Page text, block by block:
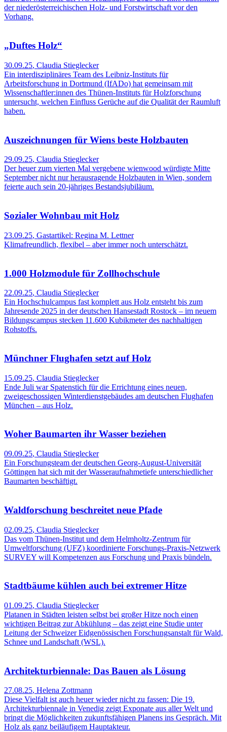
der niederösterreichischen Holz- und Forstwirtschaft vor den
Vorhang.
„Duftes Holz“
30.09.25, Claudia Stieglecker
Ein interdisziplinäres Team des Leibniz-Instituts für
Arbeitsforschung in Dortmund (IfADo) hat gemeinsam mit
Wissenschaftler:innen des Thünen-Instituts für Holzforschung
untersucht, welchen Einfluss Gerüche auf die Qualität der Raumluft
haben.
Auszeichnungen für Wiens beste Holzbauten
29.09.25, Claudia Stieglecker
Der heuer zum vierten Mal vergebene wienwood würdigte Mitte
September nicht nur herausragende Holzbauten in Wien, sondern
feierte auch sein 20-jähriges Bestandsjubiläum.
Sozialer Wohnbau mit Holz
23.09.25, Gastartikel: Regina M. Lettner
Klimafreundlich, flexibel – aber immer noch unterschätzt.
1.000 Holzmodule für Zollhochschule
22.09.25, Claudia Stieglecker
Ein Hochschulcampus fast komplett aus Holz entsteht bis zum
Jahresende 2025 in der deutschen Hansestadt Rostock – im neuem
Bildungscampus stecken 11.600 Kubikmeter des nachhaltigen
Rohstoffs.
Münchner Flughafen setzt auf Holz
15.09.25, Claudia Stieglecker
Ende Juli war Spatenstich für die Errichtung eines neuen,
zweigeschossigen Winterdienstgebäudes am deutschen Flughafen
München – aus Holz.
Woher Baumarten ihr Wasser beziehen
09.09.25, Claudia Stieglecker
Ein Forschungsteam der deutschen Georg-August-Universität
Göttingen hat sich mit der Wasseraufnahmetiefe unterschiedlicher
Baumarten beschäftigt.
Waldforschung beschreitet neue Pfade
02.09.25, Claudia Stieglecker
Das vom Thünen-Institut und dem Helmholtz-Zentrum für
Umweltforschung (UFZ) koordinierte Forschungs-Praxis-Netzwerk
SURVEY will Kompetenzen aus Forschung und Praxis bündeln.
Stadtbäume kühlen auch bei extremer Hitze
01.09.25, Claudia Stieglecker
Platanen in Städten leisten selbst bei großer Hitze noch einen
wichtigen Beitrag zur Abkühlung – das zeigt eine Studie unter
Leitung der Schweizer Eidgenössischen Forschungsanstalt für Wald,
Schnee und Landschaft (WSL).
Architekturbiennale: Das Bauen als Lösung
27.08.25, Helena Zottmann
Diese Vielfalt ist auch heuer wieder nicht zu fassen: Die 19.
Architekturbiennale in Venedig zeigt Exponate aus aller Welt und
bringt die Möglichkeiten zukunftsfähigen Planens ins Gespräch. Mit
Holz als ganz beiläufigem Hauptakteur.